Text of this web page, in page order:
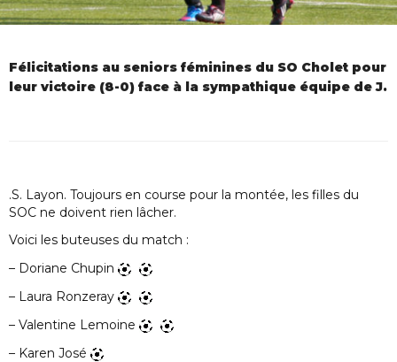
Félicitations au seniors féminines du SO Cholet pour
leur victoire (8-0) face à la sympathique équipe de J.
.S. Layon. Toujours en course pour la montée, les filles du
SOC ne doivent rien lâcher.
Voici les buteuses du match :
– Doriane Chupin
– Laura Ronzeray
– Valentine Lemoine
– Karen José